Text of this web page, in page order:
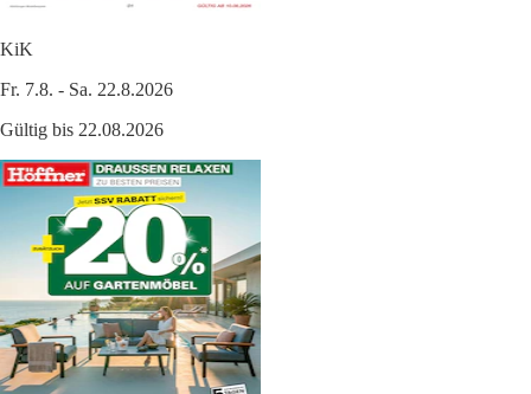
KiK
Fr. 7.8. - Sa. 22.8.2026
Gültig bis 22.08.2026